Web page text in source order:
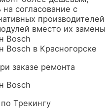
согласование с
производителей
вместо их замены
заказе ремонта
Трекингу